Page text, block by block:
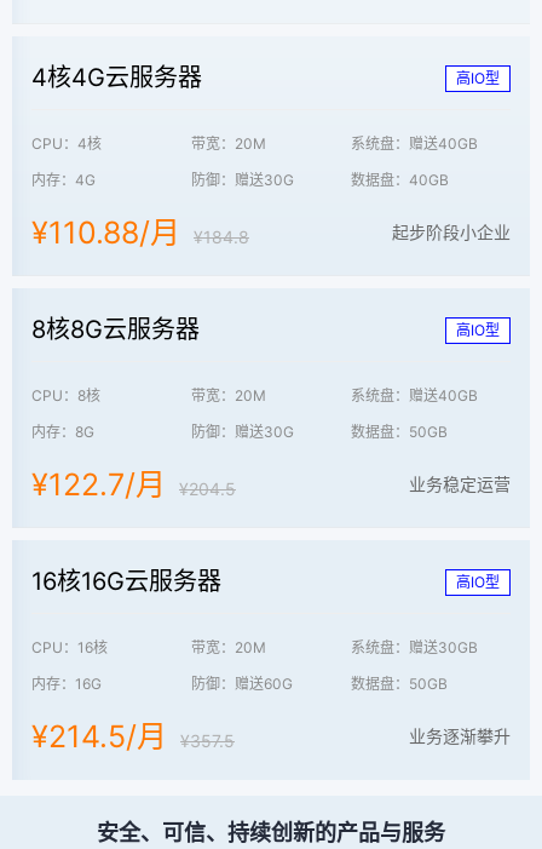
4核4G云服务器 高IO型
CPU：4核 带宽：20M
系统盘：赠送40GB
内存：4G
防御：赠送30G 数据盘：40GB
¥110.88/月 ¥184.8 起步阶段小企业
8核8G云服务器 高IO型
CPU：8核 带宽：20M
系统盘：赠送40GB
内存：8G
防御：赠送30G 数据盘：50GB
¥122.7/月 ¥204.5 业务稳定运营
16核16G云服务器 高IO型
CPU：16核 带宽：20M
系统盘：赠送30GB
内存：16G
防御：赠送60G 数据盘：50GB
¥214.5/月 ¥357.5 业务逐渐攀升
安全、可信、持续创新的产品与服务